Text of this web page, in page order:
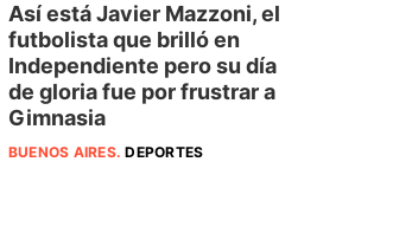
Así está Javier Mazzoni, el
futbolista que brilló en
Independiente pero su día
de gloria fue por frustrar a
Gimnasia
BUENOS AIRES.DEPORTES